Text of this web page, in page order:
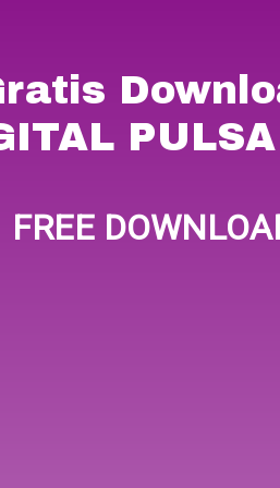
FREE